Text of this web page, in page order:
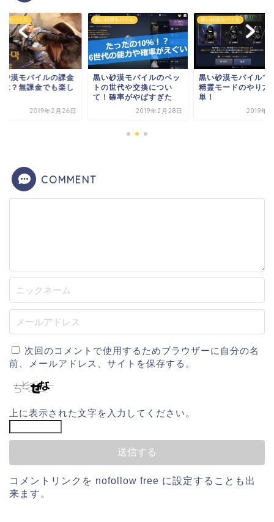
漠モバイル
砂漠モバイルの課金
は？無課金でも楽し
2019年2月26日
黒い砂漠モバイル
黒い砂漠モバイルのペッ
トの世代や交換につい
て！確率がやばすぎた
2019年2月28日
黒い砂漠モバイル
黒い砂漠モバイルで
精霊モードのやり方
単！
2019年3
COMMENT
次回のコメントで使用するためブラウザーに自分の名
前、メールアドレス、サイトを保存する。
上に表示された文字を入力してください。
コメントリンクを nofollow free に設定することも出
来ます。